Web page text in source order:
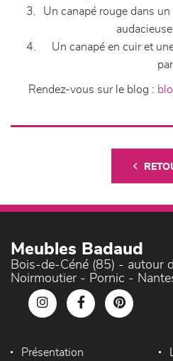
Un canapé rouge dans
Un canapé en cuir et
Rendez-vous sur le blog :
Meubles Badaud
Bois-de-Céné (85) - autour
Noirmoutier - Pornic -
Présentation